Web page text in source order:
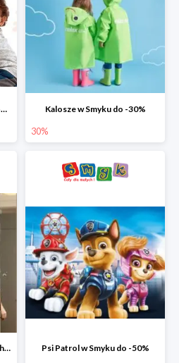
Dzień Miłośnika Pluszaków dodatkowy rabat -10% Kalosze w Smyku do -30%
30%
Piżamy i szlafroki dla dorosłych w Smyku do -30% Psi Patrol w Smyku do -50%